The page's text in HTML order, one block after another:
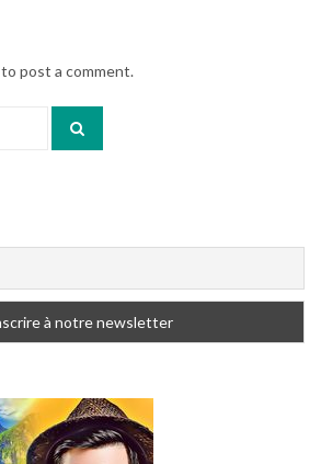
to post a comment.